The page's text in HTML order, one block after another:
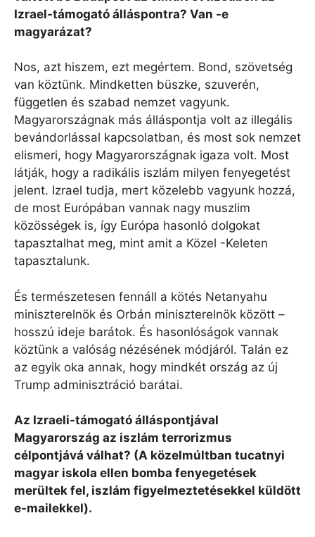
Izrael-támogató álláspontra? Van -e
magyarázat?
Nos, azt hiszem, ezt megértem. Bond, szövetség
van köztünk. Mindketten büszke, szuverén,
független és szabad nemzet vagyunk.
Magyarországnak más álláspontja volt az illegális
bevándorlással kapcsolatban, és most sok nemzet
elismeri, hogy Magyarországnak igaza volt. Most
látják, hogy a radikális iszlám milyen fenyegetést
jelent. Izrael tudja, mert közelebb vagyunk hozzá,
de most Európában vannak nagy muszlim
közösségek is, így Európa hasonló dolgokat
tapasztalhat meg, mint amit a Közel -Keleten
tapasztalunk.
És természetesen fennáll a kötés Netanyahu
miniszterelnök és Orbán miniszterelnök között –
hosszú ideje barátok. És hasonlóságok vannak
köztünk a valóság nézésének módjáról. Talán ez
az egyik oka annak, hogy mindkét ország az új
Trump adminisztráció barátai.
Az Izraeli-támogató álláspontjával
Magyarország az iszlám terrorizmus
célpontjává válhat? (A közelmúltban tucatnyi
magyar iskola ellen bomba fenyegetések
merültek fel, iszlám figyelmeztetésekkel küldött
e-mailekkel).